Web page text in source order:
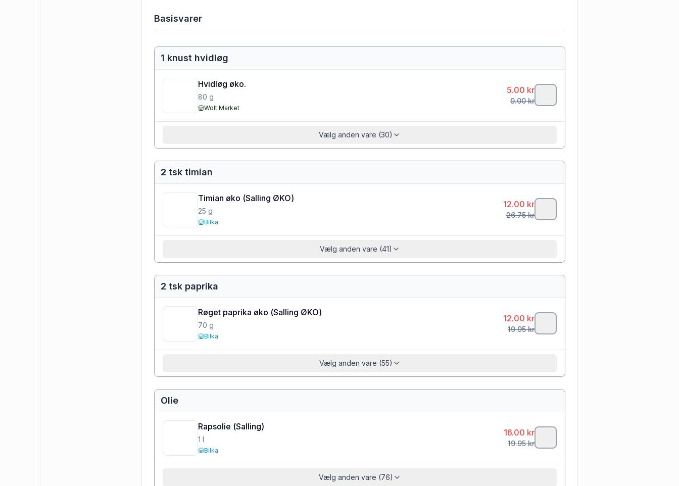
Basisvarer
1 knust hvidløg
Hvidløg øko.
80 g
Wolt Market
5.00 kr
9.00kr
Vælg anden vare (30)
2 tsk timian
Timian øko (Salling ØKO)
25 g
Bilka
12.00 kr
26.75kr
Vælg anden vare (41)
2 tsk paprika
Røget paprika øko (Salling ØKO)
70 g
Bilka
12.00 kr
19.95kr
Vælg anden vare (55)
Olie
Rapsolie (Salling)
1 l
Bilka
16.00 kr
19.95kr
Vælg anden vare (76)